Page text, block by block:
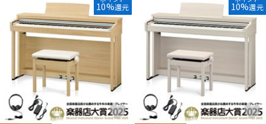
10%還元 10%還元